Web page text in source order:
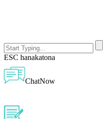
ESC hanakatona
ChatNow